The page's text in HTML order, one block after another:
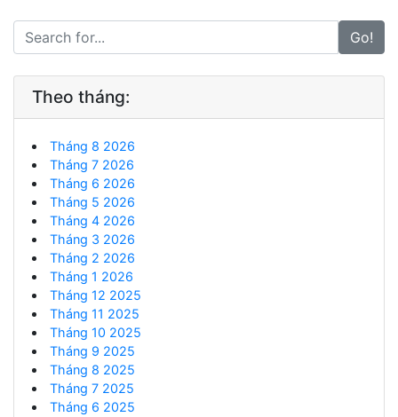
Go!
Theo tháng:
Tháng 8 2026
Tháng 7 2026
Tháng 6 2026
Tháng 5 2026
Tháng 4 2026
Tháng 3 2026
Tháng 2 2026
Tháng 1 2026
Tháng 12 2025
Tháng 11 2025
Tháng 10 2025
Tháng 9 2025
Tháng 8 2025
Tháng 7 2025
Tháng 6 2025